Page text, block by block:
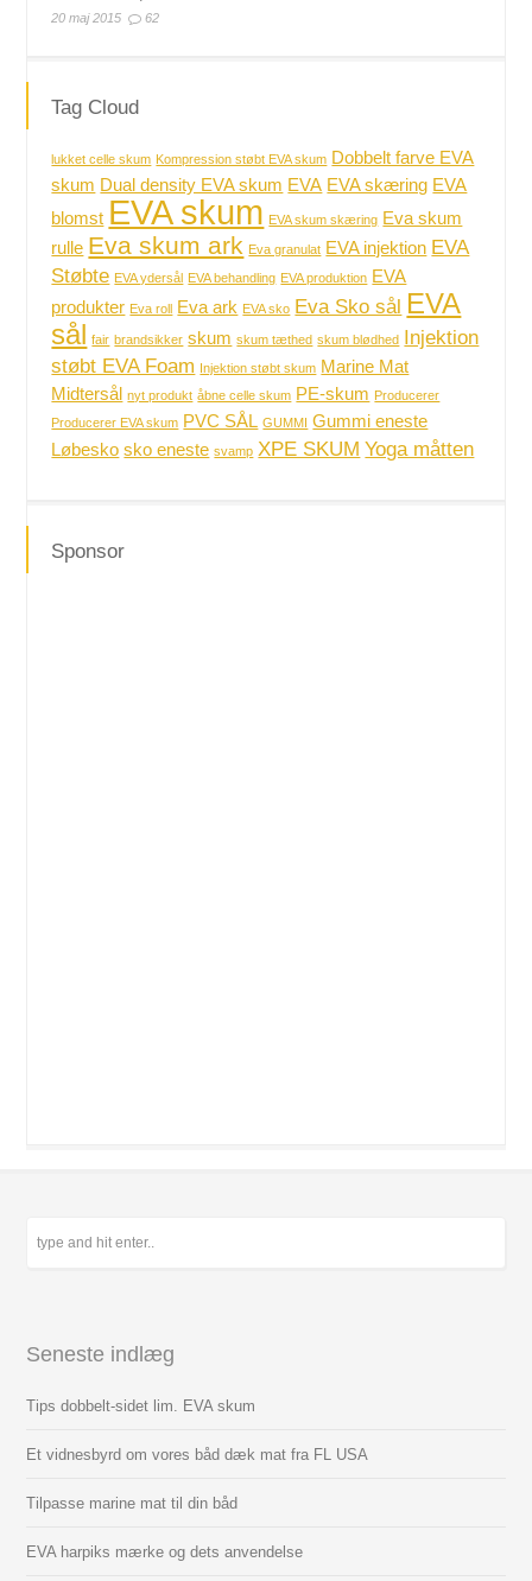
20 maj 2015 62
Tag Cloud
lukket celle skum Kompression støbt EVA skum Dobbelt farve EVA
skum Dual density EVA skum EVA EVA skæring EVA
blomst EVA skum EVA skum skæring Eva skum
rulle Eva skum ark Eva granulat EVA injektion EVA
Støbte EVA ydersål EVA behandling EVA produktion EVA
produkter Eva roll Eva ark EVA sko Eva Sko sål EVA
sål fair brandsikker skum skum tæthed skum blødhed Injektion
støbt EVA Foam
Injektion støbt skum Marine Mat
Midtersål nyt produkt åbne celle skum PE-skum Producerer
Producerer EVA skum PVC SÅL GUMMI
Gummi eneste
Løbesko sko eneste svamp XPE SKUM Yoga måtten
Sponsor
Seneste indlæg
Tips dobbelt-sidet lim. EVA skum
Et vidnesbyrd om vores båd dæk mat fra FL USA
Tilpasse marine mat til din båd
EVA harpiks mærke og dets anvendelse